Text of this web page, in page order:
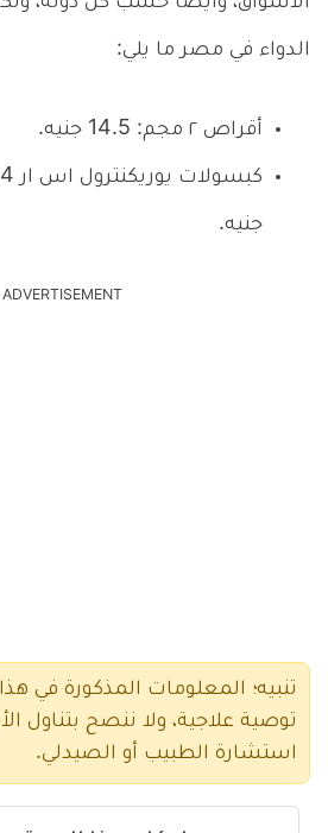
الدواء في مصر ما يلي:
أقراص ٢ مجم: 14.5 جنيه.
جنيه.
ADVERTISEMENT
تنبيه؛ المعلومات المذكورة في هذا
توصية علاجية، ولا ننصح بتناول
استشارة الطبيب أو الصيدلي.